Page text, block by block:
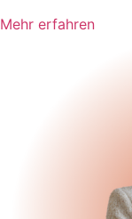
Mehr erfahren